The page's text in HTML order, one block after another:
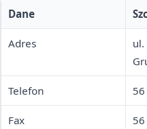
Dane
Adres
ul.
Telefon
Fax